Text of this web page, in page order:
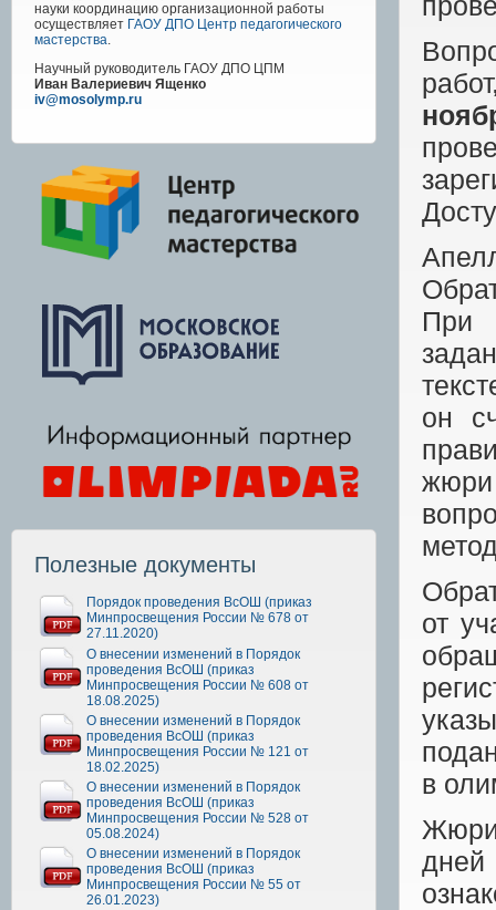
науки координацию организационной работы
осуществляет ГАОУ ДПО Центр педагогического
мастерства.
Научный руководитель ГАОУ ДПО ЦПМ
Иван Валериевич Ященко
iv@mosolymp.ru
Полезные документы
Порядок проведения ВсОШ (приказ
Минпросвещения России № 678 от
27.11.2020)
О внесении изменений в Порядок
проведения ВсОШ (приказ
Минпросвещения России № 608 от
18.08.2025)
О внесении изменений в Порядок
проведения ВсОШ (приказ
Минпросвещения России № 121 от
18.02.2025)
О внесении изменений в Порядок
проведения ВсОШ (приказ
Минпросвещения России № 528 от
05.08.2024)
О внесении изменений в Порядок
проведения ВсОШ (приказ
Минпросвещения России № 55 от
26.01.2023)
При
он
от
в
Жюри